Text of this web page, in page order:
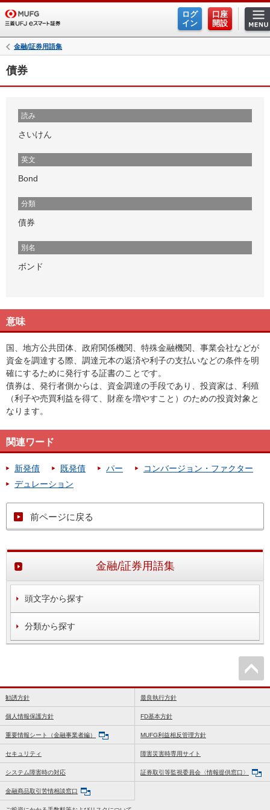
ログ
イン
口座
開設
金融/証券用語集
債券
読み
さいけん
英文
Bond
分類
債券
別名
ボンド
意味
国、地方公共団体、政府関係機関、特殊金融機関、事業会社などが
資金を調達する際、調達元本の返済や利子の支払いなどの条件を明
確にするために発行する証書のことです。
債券は、発行者側からは、資金調達の手段であり、投資家は、利殖
（利子や売買利益を得て、財産を増やすこと）のための投資対象と
なります。
関連ワード
新発債 既発債 パー
コンバージョン・ファクター
デュレーション
前ページに戻る
金融/証券用語集
頭文字から探す
分類から探す
勧誘方針 最良執行方針
個人情報保護方針 FD基本方針
重要情報シート（金融事業者編） MUFG利益相反管理方針
セキュリティ 障害災害時専用サイト
システム障害時の対応 証券取引等監視委員会〈情報提供窓口〉
金融商品取引苦情相談窓口